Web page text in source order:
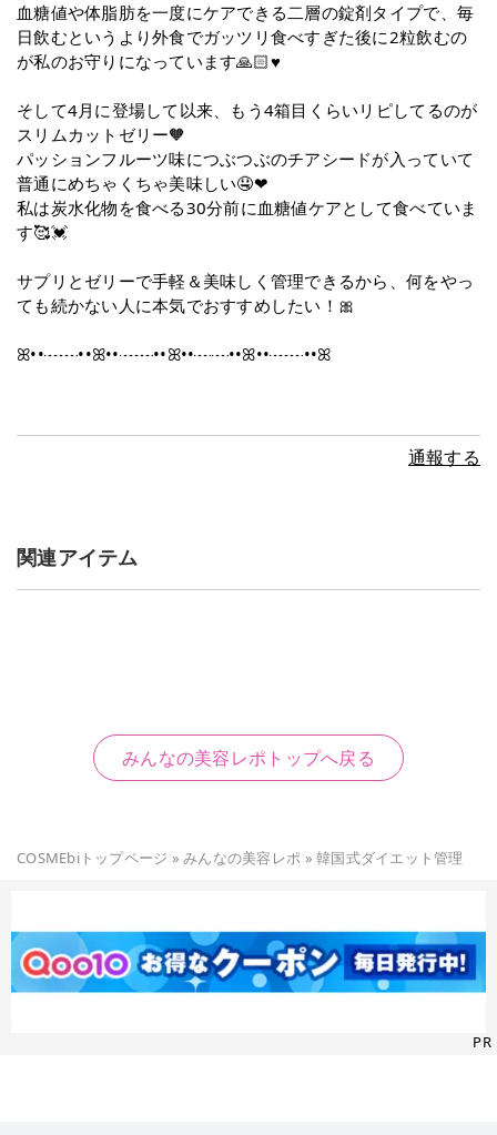
血糖値や体脂肪を一度にケアできる二層の錠剤タイプで、毎
日飲むというより外食でガッツリ食べすぎた後に2粒飲むの
が私のお守りになっています🙏🏻♥️
そして4月に登場して以来、もう4箱目くらいリピしてるのが
スリムカットゼリー🧡
パッションフルーツ味につぶつぶのチアシードが入っていて
普通にめちゃくちゃ美味しい🤤❤
私は炭水化物を食べる30分前に血糖値ケアとして食べていま
す🥰💓
サプリとゼリーで手軽＆美味しく管理できるから、何をやっ
ても続かない人に本気でおすすめしたい！🎀
ꕤ••┈┈••ꕤ••┈┈••ꕤ••┈┈••ꕤ••┈┈••ꕤ
通報する
関連アイテム
みんなの美容レポトップへ戻る
COSMEbiトップページ »みんなの美容レポ »韓国式ダイエット管理
PR